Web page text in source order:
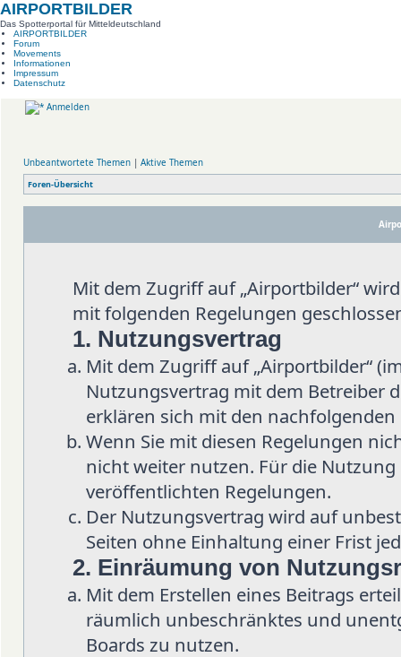
AIRPORTBILDER
Das Spotterportal für Mitteldeutschland
AIRPORTBILDER
Forum
Movements
Informationen
Impressum
Datenschutz
Anmelden
Unbeantwortete Themen | Aktive Themen
Foren-Übersicht
Mit dem Zugriff auf „Airportbilder“
mit folgenden Regelungen
1. Nutzungsvertrag
Mit dem Zugriff auf „Airportbilder“
Nutzungsvertrag mit dem Betreiber
erklären sich mit den
Wenn Sie mit diesen Regelungen
nicht weiter nutzen. Für die Nutzung
veröffentlichten Regelungen.
Der Nutzungsvertrag wird auf
Seiten ohne Einhaltung einer Frist
2. Einräumung von
Mit dem Erstellen eines Beitrags
räumlich unbeschränktes und
Boards zu nutzen.